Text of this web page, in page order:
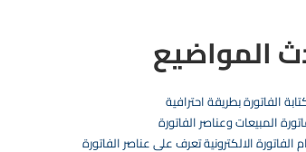
المواضيع
الفاتورة بطريقة احترافية
المبيعات وعناصر الفاتورة
الفاتورة الالكترونية تعرف على عناصر الفاتورة